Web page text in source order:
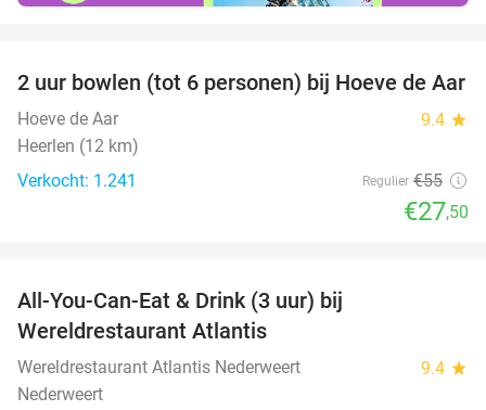
50%
2 uur bowlen (tot 6 personen) bij Hoeve de Aar
Hoeve de Aar 9.4 star
Heerlen (12 km)
Verkocht: 1.241
Regulier €55
€27,50
All-You-Can-Eat & Drink (3 uur) bij
Wereldrestaurant Atlantis
Wereldrestaurant Atlantis Nederweert 9.4 star
Nederweert